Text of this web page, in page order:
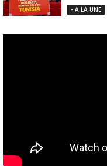
- A LA UNE